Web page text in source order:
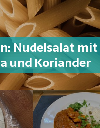
Nudelsalat mit
und Koriander